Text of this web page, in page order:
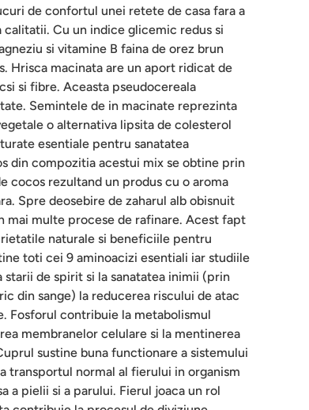
de confortul unei retete de casa fara a
Cu un indice glicemic redus si
si vitamine B faina de orez brun
Hrisca macinata are un aport ridicat de
si fibre. Aceasta pseudocereala
Semintele de in macinate reprezinta
o alternativa lipsita de colesterol
esentiale pentru sanatatea
din compozitia acestui mix se obtine prin
cocos rezultand un produs cu o aroma
Spre deosebire de zaharul alb obisnuit
mai multe procese de rafinare. Acest fapt
naturale si beneficiile pentru
toti cei 9 aminoacizi esentiali iar studiile
starii de spirit si la sanatatea inimii (prin
din sange) la reducerea riscului de atac
Fosforul contribuie la metabolismul
membranelor celulare si la mentinerea
sustine buna functionare a sistemului
transportul normal al fierului in organism
a pielii si a parului. Fierul joaca un rol